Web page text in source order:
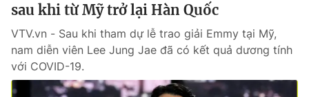
sau khi từ Mỹ trở lại Hàn Quốc
VTV.vn - Sau khi tham dự lễ trao giải Emmy tại Mỹ,
nam diễn viên Lee Jung Jae đã có kết quả dương tính
với COVID-19.